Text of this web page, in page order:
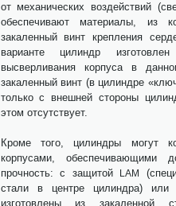
от механических воздействий
обеспечивают материалы, из
закаленный винт крепления
варианте цилиндр
высверливания корпуса в
закаленный винт (в цилиндре
только с внешней стороны
этом отсутствует.
Кроме того, цилиндры могут
корпусами, обеспечивающими
прочность: с защитой
LAM
стали в центре цилиндра)
изготовлены из закаленной